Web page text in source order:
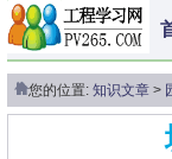
您的位置: 知识文章 >